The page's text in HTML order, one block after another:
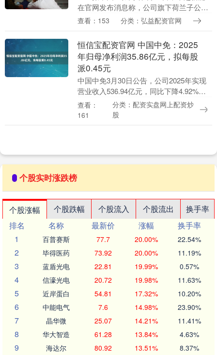
在官网发布消息称，公司旗下荷兰子公司
ENE B.V.在欧洲重要生物燃料与碳交易枢
共同探....
查看：153 分类：弘益配资官网
恒信宝配资官网 中国中免：2025
年归母净利润35.86亿元，拟每股
派0.45元
中国中免3月30日公告，公司2025年实现
营业收入536.94亿元，同比下降4.92%；
归属于上市公司股东的净利润35.86亿元，
同比下降15.96%。同日公布....
查看：
161
分类：配资实盘网上配资炒
股
个股实时涨跌榜
个股涨幅 个股跌幅 个股流入 个股流出
换手率
排名
名称 最新价 涨幅
换手率
1
百普赛斯 77.7 20.00% 22.54%
2 毕得医药 73.92 20.00% 11.19%
3 蓝盾光电 22.81 19.99% 0.57%
4 信濠光电 20.72 19.98% 11.63%
5 近岸蛋白 54.81 17.32% 10.20%
6 中能电气 7.6 14.98% 23.90%
7 晶华微 25.07 14.21% 11.41%
8 华大智造 61.28 13.84% 4.63%
9 海达尔 80.92 13.51% 8.37%